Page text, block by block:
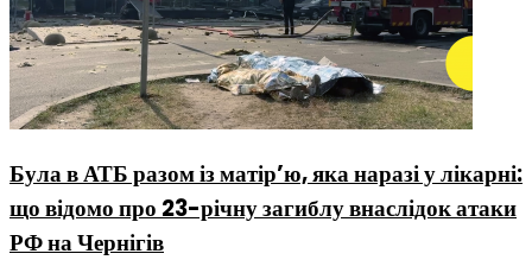
Була в АТБ разом із матір’ю, яка наразі у лікарні:
що відомо про 23-річну загиблу внаслідок атаки
РФ на Чернігів